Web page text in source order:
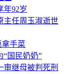
年92岁
主任周玉淑逝世
拿手菜
“国民奶奶”
审继母被判死刑